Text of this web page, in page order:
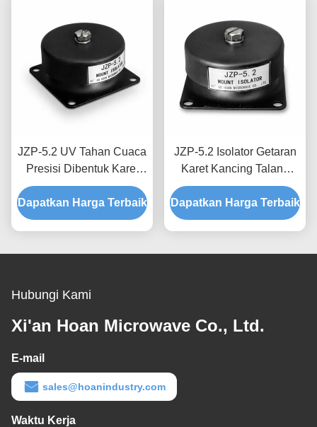
JZP-5.2 UV Tahan Cuaca
Presisi Dibentuk Karet
Getaran Isolator Mount
Shock Absorber Mount
untuk Perlengkapan Luar
Dapatkan Harga Terbaik
JZP-5.2 Isolator Getaran
Karet Kancing Talang
Tahan Korosi Dudukan
Peredam Kejut untuk
Penguliran Presisi
Dapatkan Harga Terbaik
Hubungi Kami
Xi'an Hoan Microwave Co., Ltd.
E-mail
sales@hoanindustry.com
Waktu Kerja